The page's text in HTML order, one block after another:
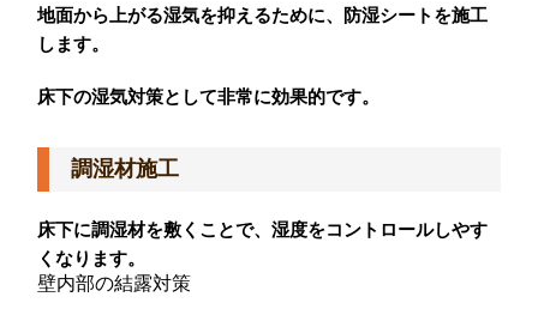
地面から上がる湿気を抑えるために、防湿シートを施工
します。
床下の湿気対策として非常に効果的です。
調湿材施工
床下に調湿材を敷くことで、湿度をコントロールしやす
くなります。
壁内部の結露対策